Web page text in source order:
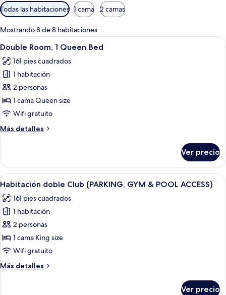
Filtros
disponibles
para
las
habitaciones
Todas las habitaciones 1 cama 2 camas
Mostrando 8 de 8 habitaciones
Abrir
todas
las
fotos
de
Double
Room,
Queen
Una habitación de hotel moderna
10
Double Room, 1 Queen Bed
161 pies cuadrados
1 habitación
2 personas
1 cama Queen size
Wifi gratuito
Más detalles
Más
Room,
Queen
Ver precio
Abrir
todas
las
fotos
de
Habitación
doble
(PARKING,
Una habitación de hotel moderna
12
Habitación doble Club (PARKING, GYM & POOL ACCESS)
161 pies cuadrados
1 habitación
2 personas
1 cama King size
Wifi gratuito
Más detalles
Más
Ver precio